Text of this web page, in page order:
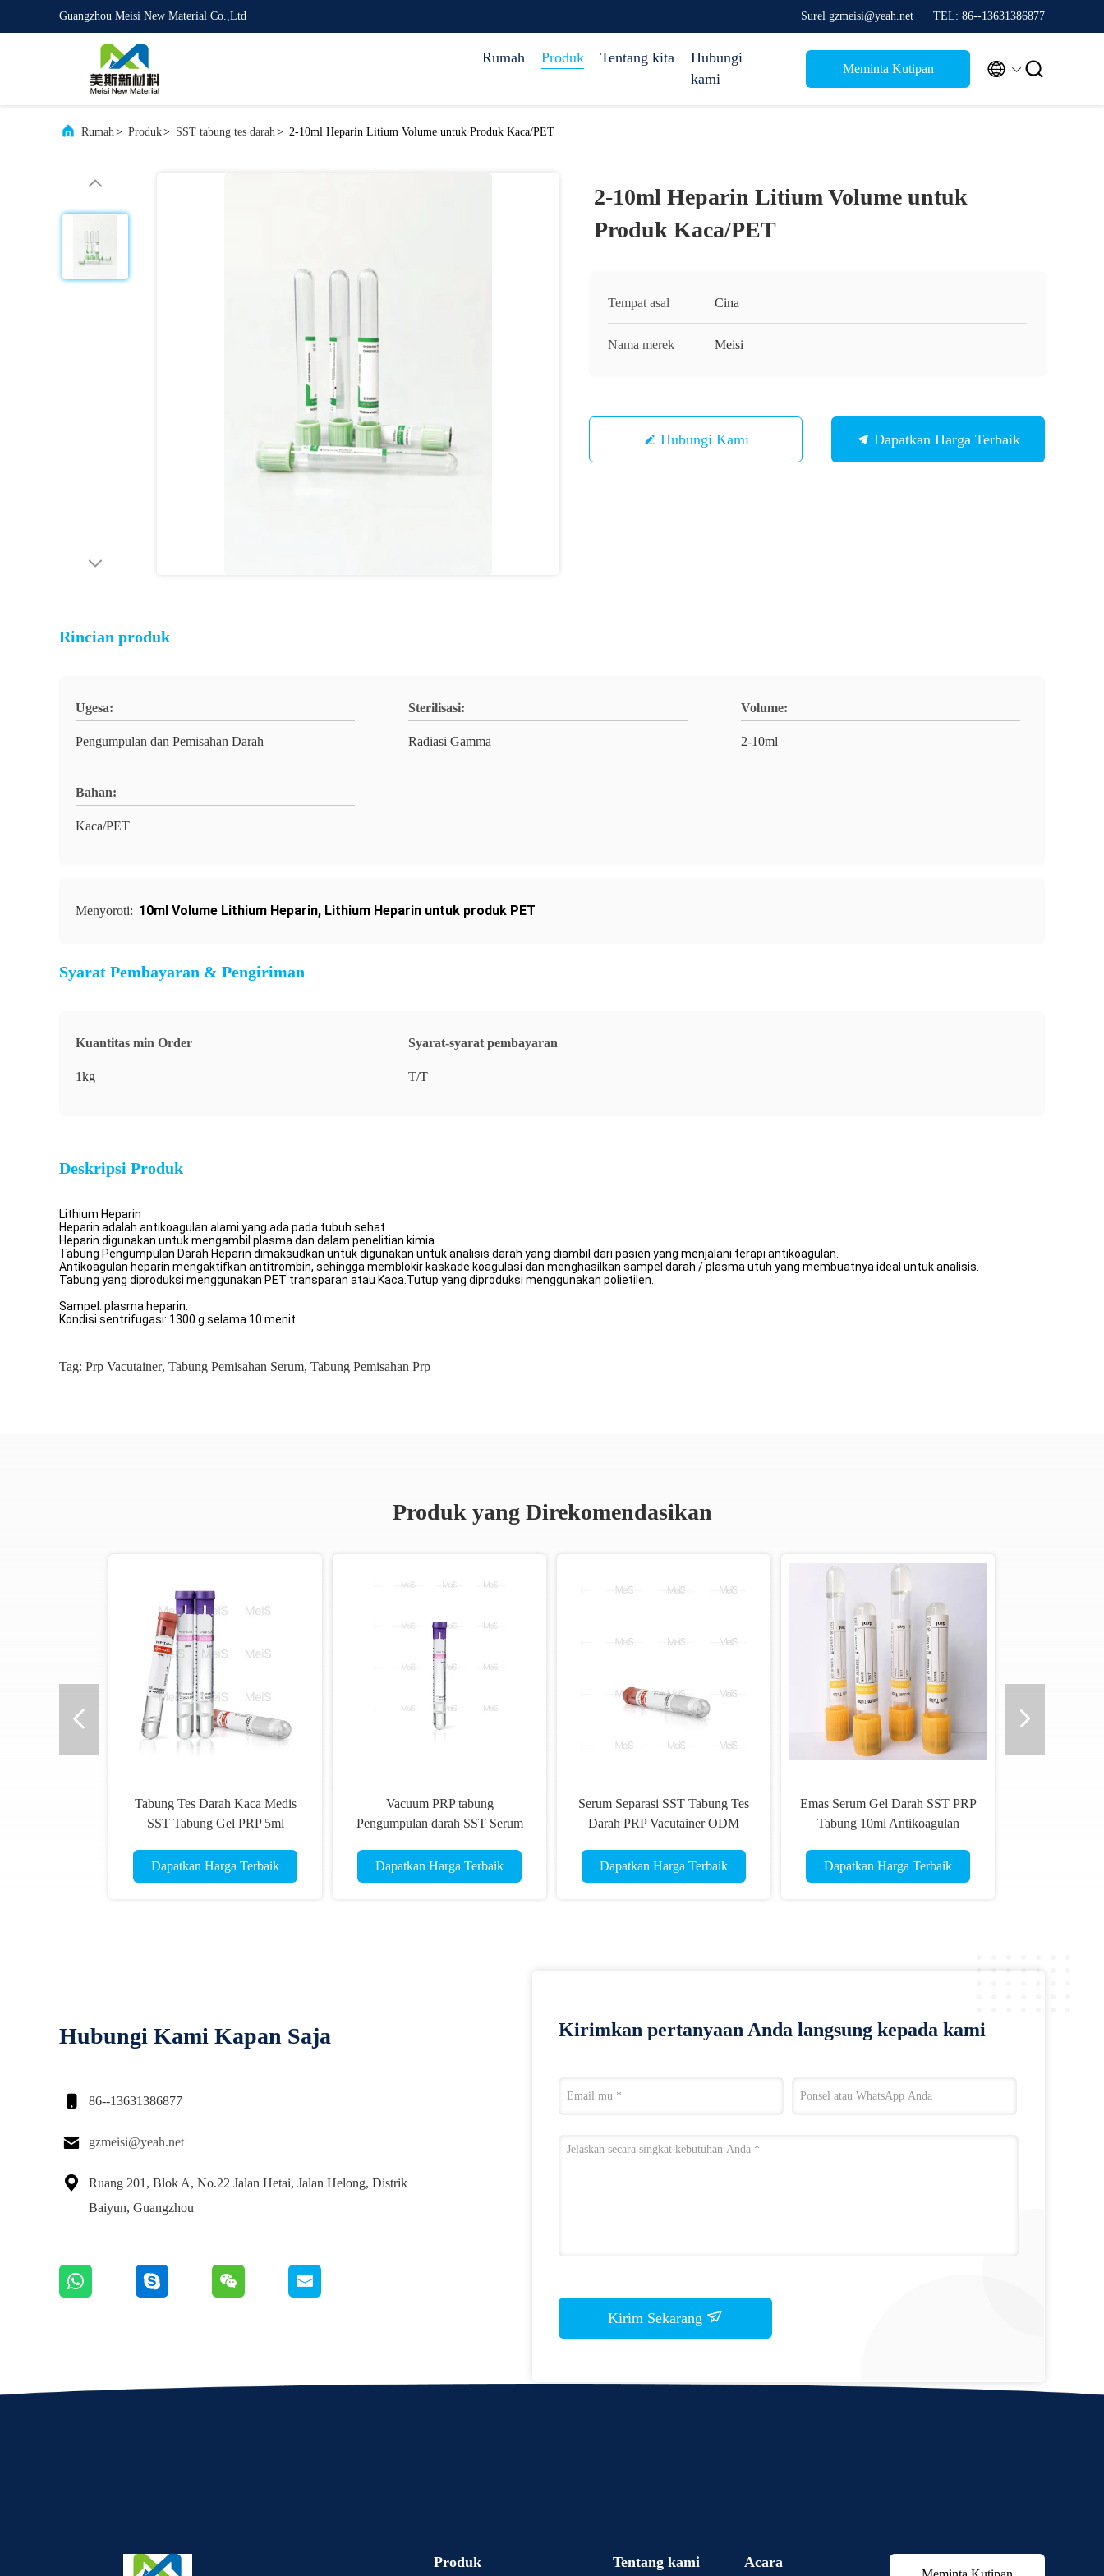
Guangzhou Meisi New Material Co.,Ltd Surel gzmeisi@yeah.net TEL: 86--13631386877
Rumah Produk Tentang kita
Hubungi
kami
Meminta Kutipan  
Rumah> Produk> SST tabung tes darah> 2-10ml Heparin Litium Volume untuk Produk Kaca/PET
2-10ml Heparin Litium Volume untuk
Produk Kaca/PET
Tempat asal Cina
Nama merek Meisi
Hubungi Kami Dapatkan Harga Terbaik
Rincian produk
Ugesa:
Pengumpulan dan Pemisahan Darah
Sterilisasi:
Radiasi Gamma
Volume:
2-10ml
Bahan:
Kaca/PET
Menyoroti: 10ml Volume Lithium Heparin, Lithium Heparin untuk produk PET
Syarat Pembayaran & Pengiriman
Kuantitas min Order
1kg
Syarat-syarat pembayaran
T/T
Deskripsi Produk
Lithium Heparin
Heparin adalah antikoagulan alami yang ada pada tubuh sehat.
Heparin digunakan untuk mengambil plasma dan dalam penelitian kimia.
Tabung Pengumpulan Darah Heparin dimaksudkan untuk digunakan untuk analisis darah yang diambil dari pasien yang menjalani terapi antikoagulan.
Antikoagulan heparin mengaktifkan antitrombin, sehingga memblokir kaskade koagulasi dan menghasilkan sampel darah / plasma utuh yang membuatnya ideal untuk analisis.
Tabung yang diproduksi menggunakan PET transparan atau Kaca.Tutup yang diproduksi menggunakan polietilen.
Sampel: plasma heparin.
Kondisi sentrifugasi: 1300 g selama 10 menit.
Tag: Prp Vacutainer, Tabung Pemisahan Serum, Tabung Pemisahan Prp
Produk yang Direkomendasikan
Tabung Tes Darah Kaca Medis
SST Tabung Gel PRP 5ml
Dapatkan Harga Terbaik
Vacuum PRP tabung
Pengumpulan darah SST Serum
Dapatkan Harga Terbaik
Serum Separasi SST Tabung Tes
Darah PRP Vacutainer ODM
Dapatkan Harga Terbaik
Emas Serum Gel Darah SST PRP
Tabung 10ml Antikoagulan
Dapatkan Harga Terbaik
Hubungi Kami Kapan Saja
 86--13631386877
 gzmeisi@yeah.net

Ruang 201, Blok A, No.22 Jalan Hetai, Jalan Helong, Distrik
Baiyun, Guangzhou
Kirimkan pertanyaan Anda langsung kepada kami
Kirim Sekarang
Produk Tentang kami Acara